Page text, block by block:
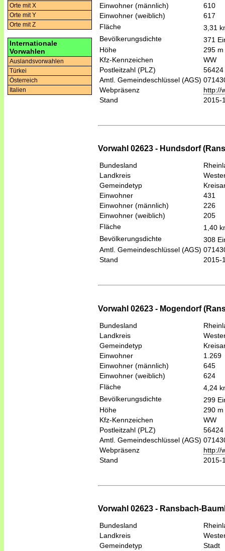
Orte mit X
Orte mit Y
Orte mit Z
Internationale
Vorwahlen
Auslandsvorwahlen
Türkei
Österreich
Italien
Einwohner (männlich)
610
Einwohner (weiblich)
617
Fläche
3,31
Bevölkerungsdichte
371
Höhe
295
Kfz-Kennzeichen
WW
Postleitzahl (PLZ)
56424
Amtl. Gemeindeschlüssel (AGS)
Webpräsenz
http://
Stand
2015-
Vorwahl 02623 - Hundsdorf
Bundesland
Landkreis
Gemeindetyp
Einwohner
431
Einwohner (männlich)
226
Einwohner (weiblich)
205
Fläche
1,40
Bevölkerungsdichte
308
Amtl. Gemeindeschlüssel (AGS)
Stand
2015-
Vorwahl 02623 - Mogendorf
Bundesland
Landkreis
Gemeindetyp
Einwohner
1.269
Einwohner (männlich)
645
Einwohner (weiblich)
624
Fläche
4,24
Bevölkerungsdichte
299
Höhe
290
Kfz-Kennzeichen
WW
Postleitzahl (PLZ)
56424
Amtl. Gemeindeschlüssel (AGS)
Webpräsenz
http://
Stand
2015-
Vorwahl 02623 - Ransbach-
Bundesland
Landkreis
Gemeindetyp
Stadt